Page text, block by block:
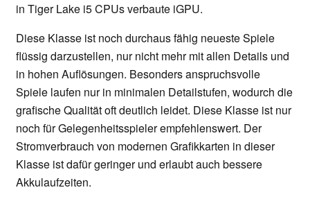
in Tiger Lake i5 CPUs verbaute iGPU.
Diese Klasse ist noch durchaus fähig neueste Spiele
flüssig darzustellen, nur nicht mehr mit allen Details und
in hohen Auflösungen. Besonders anspruchsvolle
Spiele laufen nur in minimalen Detailstufen, wodurch die
grafische Qualität oft deutlich leidet. Diese Klasse ist nur
noch für Gelegenheitsspieler empfehlenswert. Der
Stromverbrauch von modernen Grafikkarten in dieser
Klasse ist dafür geringer und erlaubt auch bessere
Akkulaufzeiten.